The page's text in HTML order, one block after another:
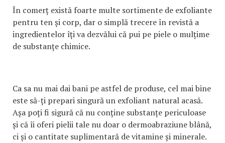
În comerț există foarte multe sortimente de exfoliante
pentru ten și corp, dar o simplă trecere în revistă a
ingredientelor îți va dezvălui că pui pe piele o mulțime
de substanțe chimice.
Ca sa nu mai dai bani pe astfel de produse, cel mai bine
este să-ți prepari singură un exfoliant natural acasă.
Așa poți fi sigură că nu conține substanțe periculoase
și că îi oferi pielii tale nu doar o dermoabraziune blână,
ci și o cantitate suplimentară de vitamine și minerale.